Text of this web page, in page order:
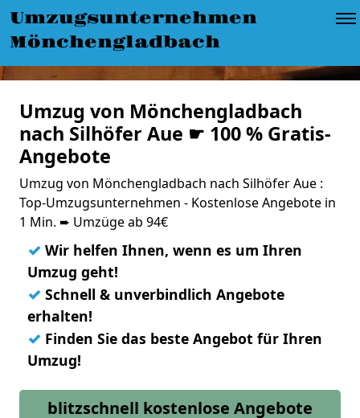
Umzugsunternehmen
Mönchengladbach
Umzug von Mönchengladbach
nach Silhöfer Aue ☛ 100 % Gratis-
Angebote
Umzug von Mönchengladbach nach Silhöfer Aue :
Top-Umzugsunternehmen - Kostenlose Angebote in
1 Min. ➨ Umzüge ab 94€
✓ Wir helfen Ihnen, wenn es um Ihren
Umzug geht!
✓ Schnell & unverbindlich Angebote
erhalten!
✓ Finden Sie das beste Angebot für Ihren
Umzug!
blitzschnell kostenlose Angebote